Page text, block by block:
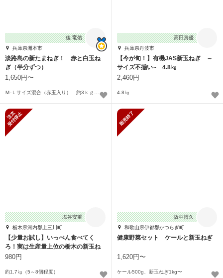
後 竜佑
兵庫県洲本市
淡路島の新たまねぎ！ 赤と白玉ね
ぎ（半分ずつ）
1,650円〜
Ｍ-Ｌサイズ混合（赤玉入り） 約3ｋｇ（13個前後）〜
髙田真優
兵庫県丹波市
【今が旬！】有機JAS新玉ねぎ ～
サイズ不揃い~ 4.8㎏
2,460円
4.8㎏
塩谷安重
栃木県河内郡上三川町
【少量お試し】いっぺん食べてく
ろ！実は生産量上位の栃木の新玉ね
ぎ☆
980円
約1.7㎏（5～8個程度）
阪中博久
和歌山県伊都郡かつらぎ町
健康野菜セット ケールと新玉ねぎ
1,620円〜
ケール500g、新玉ねぎ1kg〜